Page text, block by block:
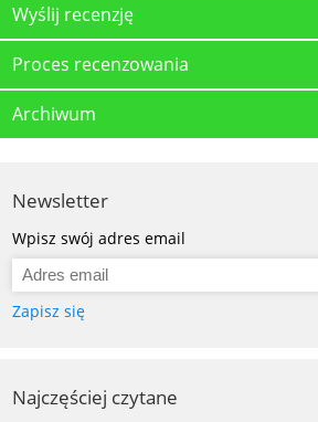
Wyślij recenzję
Proces recenzowania
Archiwum
Newsletter
Wpisz swój adres email
Zapisz się
Najczęściej czytane